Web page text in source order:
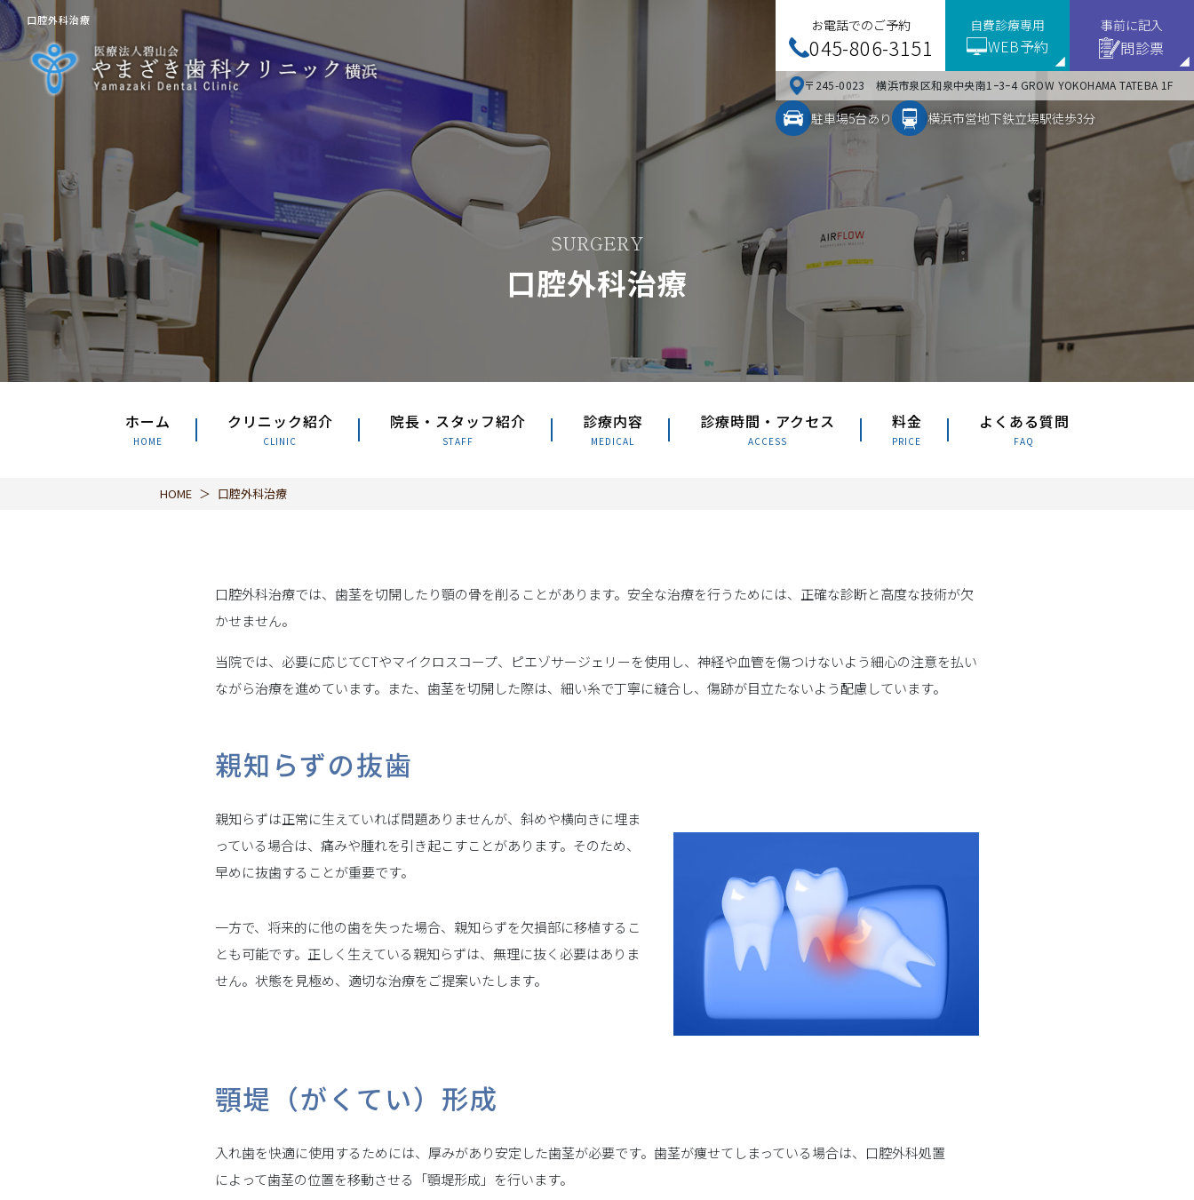
SURGERY
口腔外科治療
ホーム
HOME
クリニック紹介
CLINIC
院長・スタッフ紹介
STAFF
診療内容
MEDICAL
診療時間・アクセス
ACCESS
料金
PRICE
よくある質問
FAQ
口腔外科治療
駐車場5台あり 横浜市営地下鉄立場駅徒歩3分
お電話でのご予約
045-806-3151
自費診療専用
WEB予約
事前に記入
問診票
〒245-0023 横浜市泉区和泉中央南1ｰ3ｰ4 GROW YOKOHAMA TATEBA 1F
HOME 口腔外科治療
口腔外科治療では、歯茎を切開したり顎の骨を削ることがあります。安全な治療を行うためには、正確な診断と高度な技術が欠
かせません。
当院では、必要に応じてCTやマイクロスコープ、ピエゾサージェリーを使用し、神経や血管を傷つけないよう細心の注意を払い
ながら治療を進めています。また、歯茎を切開した際は、細い糸で丁寧に縫合し、傷跡が目立たないよう配慮しています。
親知らずの抜歯
親知らずは正常に生えていれば問題ありませんが、斜めや横向きに埋ま
っている場合は、痛みや腫れを引き起こすことがあります。そのため、
早めに抜歯することが重要です。
一方で、将来的に他の歯を失った場合、親知らずを欠損部に移植するこ
とも可能です。正しく生えている親知らずは、無理に抜く必要はありま
せん。状態を見極め、適切な治療をご提案いたします。
顎堤（がくてい）形成
入れ歯を快適に使用するためには、厚みがあり安定した歯茎が必要です。歯茎が痩せてしまっている場合は、口腔外科処置
によって歯茎の位置を移動させる「顎堤形成」を行います。